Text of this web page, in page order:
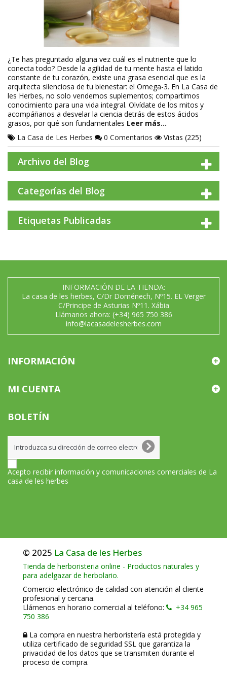
¿Te has preguntado alguna vez cuál es el nutriente que lo
conecta todo? Desde la agilidad de tu mente hasta el latido
constante de tu corazón, existe una grasa esencial que es la
arquitecta silenciosa de tu bienestar: el Omega-3. En La Casa de
les Herbes, no solo vendemos suplementos; compartimos
conocimiento para una vida integral. Olvídate de los mitos y
acompáñanos a desvelar la ciencia detrás de estos ácidos
grasos, por qué son fundamentales Leer más…
La Casa de Les Herbes
0 Comentarios Vistas (225)
Archivo del Blog
Categorías del Blog
Etiquetas Publicadas
INFORMACIÓN DE LA TIENDA:
La casa de les herbes, C/Dr Doménech, Nº15. EL Verger
C/Principe de Asturias Nº11. Xábia
Llámanos ahora: (+34) 965 750 386
info@lacasadelesherbes.com
INFORMACIÓN
MI CUENTA
BOLETÍN
Acepto recibir información y comunicaciones comerciales de La
casa de les herbes
© 2025 La Casa de les Herbes
Tienda de herboristeria online - Productos naturales y
para adelgazar de herbolario.
Comercio electrónico de calidad con atención al cliente
profesional y cercana.
Llámenos en horario comercial al teléfono:
+34 965
750 386
La compra en nuestra herboristería está protegida y
utiliza certificado de seguridad SSL que garantiza la
privacidad de los datos que se transmiten durante el
proceso de compra.